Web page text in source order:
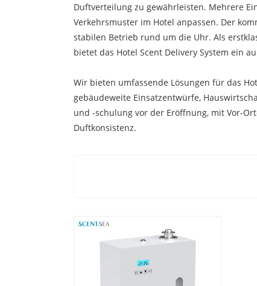
Duftverteilung zu gewährleisten. Mehrere
Verkehrsmuster im Hotel anpassen. Der
stabilen Betrieb rund um die Uhr. Als
bietet das Hotel Scent Delivery System ein
Wir bieten umfassende Lösungen für das
gebäudeweite Einsatzentwürfe,
und -schulung vor der Eröffnung, mit Vor-
Duftkonsistenz.